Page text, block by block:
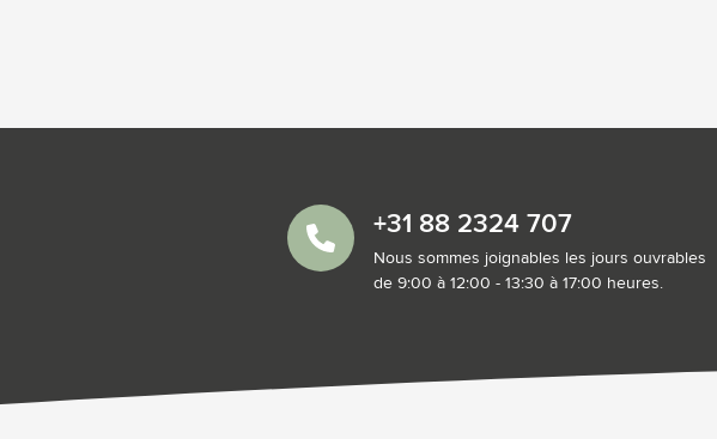
+31 88 2324 707
Nous sommes joignables les jours ouvrables
de 9:00 à 12:00 - 13:30 à 17:00 heures.